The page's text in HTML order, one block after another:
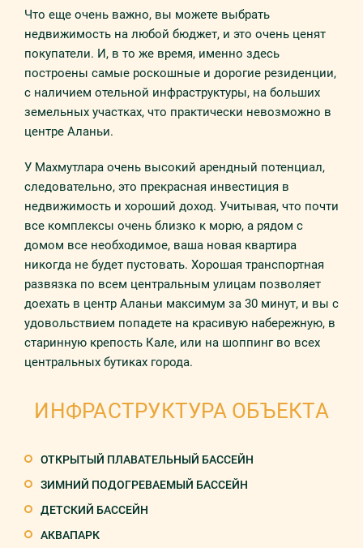
Что еще очень важно, вы можете выбрать
недвижимость на любой бюджет, и это очень ценят
покупатели. И, в то же время, именно здесь
построены самые роскошные и дорогие резиденции,
с наличием отельной инфраструктуры, на больших
земельных участках, что практически невозможно в
центре Аланьи.
У Махмутлара очень высокий арендный потенциал,
следовательно, это прекрасная инвестиция в
недвижимость и хороший доход. Учитывая, что почти
все комплексы очень близко к морю, а рядом с
домом все необходимое, ваша новая квартира
никогда не будет пустовать. Хорошая транспортная
развязка по всем центральным улицам позволяет
доехать в центр Аланьи максимум за 30 минут, и вы с
удовольствием попадете на красивую набережную, в
старинную крепость Кале, или на шоппинг во всех
центральных бутиках города.
ИНФРАСТРУКТУРА ОБЪЕКТА
ОТКРЫТЫЙ ПЛАВАТЕЛЬНЫЙ БАССЕЙН
ЗИМНИЙ ПОДОГРЕВАЕМЫЙ БАССЕЙН
ДЕТСКИЙ БАССЕЙН
АКВАПАРК